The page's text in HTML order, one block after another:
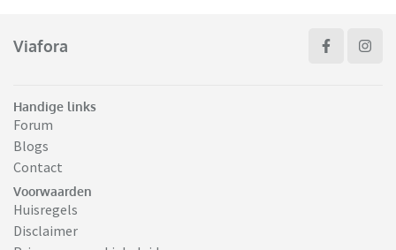
Viafora
Handige links
Forum
Blogs
Contact
Voorwaarden
Huisregels
Disclaimer